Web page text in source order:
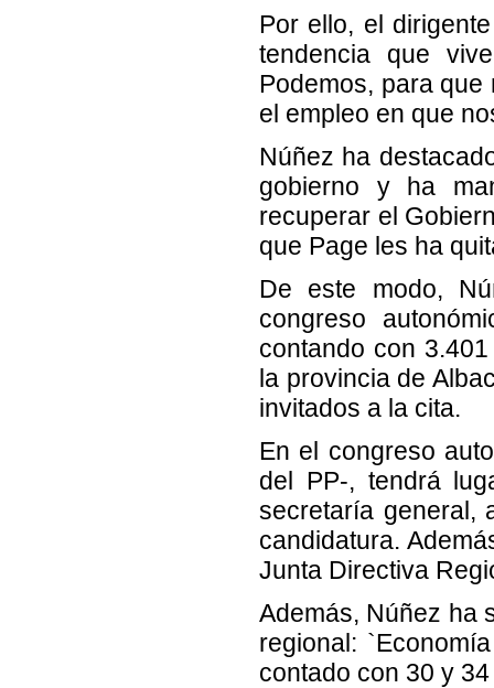
Por ello, el
tendencia que
Podemos, para
el empleo en que
Núñez ha
gobierno y ha
recuperar el
que Page les ha
De este modo,
congreso
contando con
la provincia de
invitados a la cita.
En el congreso
del PP-, tendrá
secretaría general,
candidatura.
Junta Directiva
Además, Núñez ha
regional:
contado con 30 y